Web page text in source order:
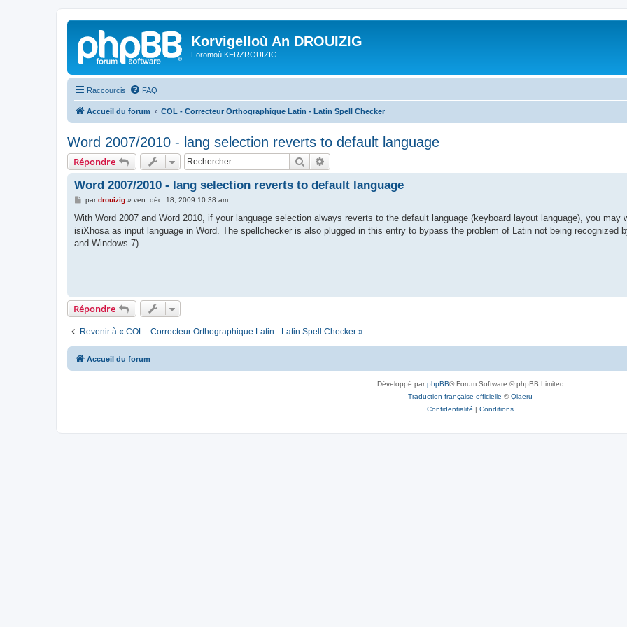
Korvigelloù An DROUIZIG
Foromoù KERZROUIZIG
Raccourcis FAQ
Accueil du forum COL - Correcteur Orthographique Latin - Latin Spell Checker
Word 2007/2010 - lang selection reverts to default language
Répondre Rechercher
Word 2007/2010 - lang selection reverts to default language
M
s
a
g
pardrouizig» ven. déc. 18, 2009 10:38 am
With Word 2007 and Word 2010, if your language selection always reverts to the default language (keyboard layout language), you may
isiXhosa as input language in Word. The spellchecker is also plugged in this entry to bypass the problem of Latin not being recognized
and Windows 7).
Répondre
Revenir à « COL - Correcteur Orthographique Latin - Latin Spell Checker »
Accueil du forum
Développé parphpBB® Forum Software © phpBB Limited
Traduction française officielle ©Qiaeru
Confidentialité | Conditions